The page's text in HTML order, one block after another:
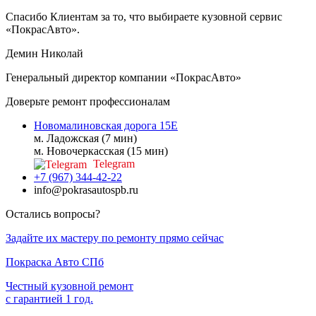
Спасибо Клиентам за то, что выбираете кузовной сервис
«ПокрасАвто».
Демин Николай
Генеральный директор компании «ПокрасАвто»
Доверьте ремонт профессионалам
Новомалиновская дорога 15Е
м. Ладожская (7 мин)
м. Новочеркасская (15 мин)
Telegram
+7 (967) 344-42-22
info@pokrasautospb.ru
Остались вопросы?
Задайте их мастеру по ремонту прямо сейчас
Покраска Авто СПб
Честный кузовной ремонт
с гарантией 1 год.